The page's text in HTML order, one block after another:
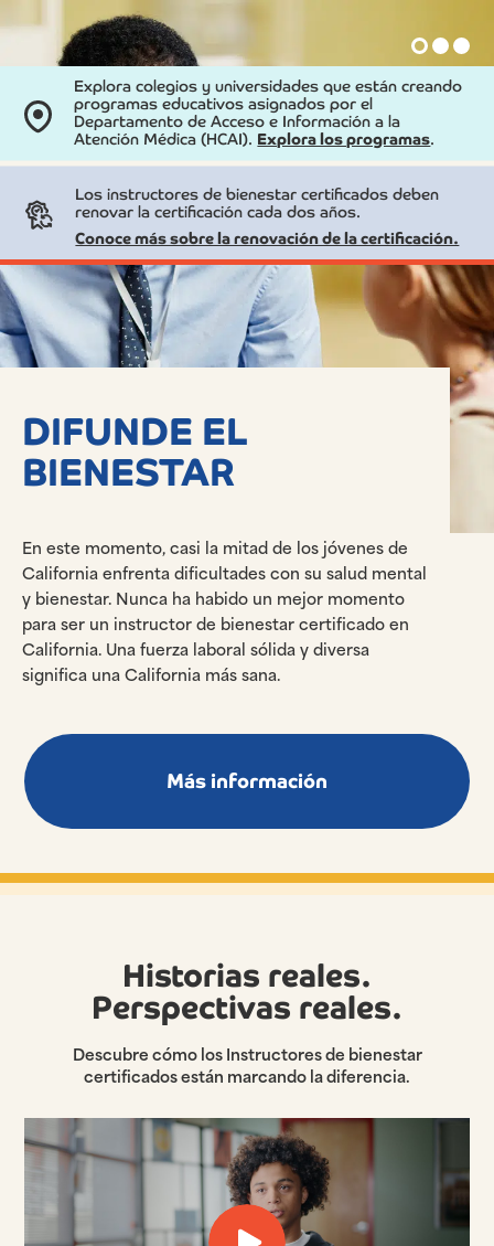
content
Explora colegios y universidades que están creando
programas educativos asignados por el
Departamento de Acceso e Información a la
Atención Médica (HCAI). Explora los programas.
Los instructores de bienestar certificados deben
renovar la certificación cada dos años.
Conoce más sobre la renovación de la certificación.
DIFUNDE EL
BIENESTAR
En este momento, casi la mitad de los jóvenes de
California enfrenta dificultades con su salud mental
y bienestar. Nunca ha habido un mejor momento
para ser un instructor de bienestar certificado en
California. Una fuerza laboral sólida y diversa
significa una California más sana.
Más información
Historias reales.
Perspectivas reales.
Descubre cómo los Instructores de bienestar
certificados están marcando la diferencia.